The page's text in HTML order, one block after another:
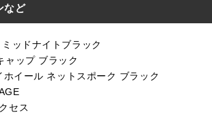
など
ッドナイトブラック
ャップ ブラック
ホイール ネットスポーク ブラック
セス